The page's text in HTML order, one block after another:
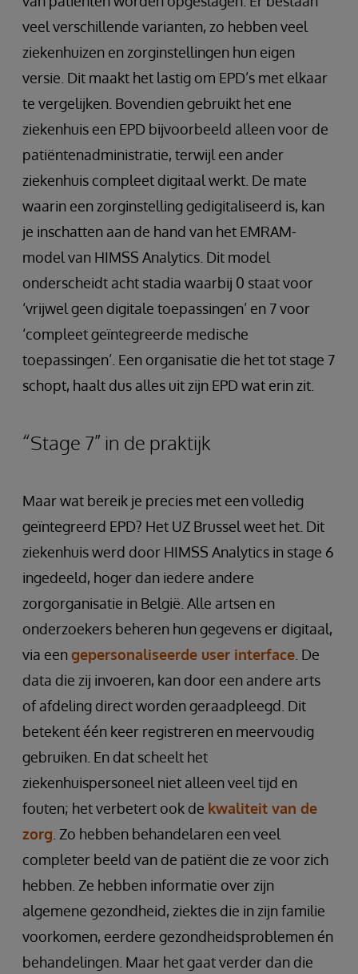
veel verschillende varianten, zo hebben veel
ziekenhuizen en zorginstellingen hun eigen
versie. Dit maakt het lastig om EPD’s met elkaar
te vergelijken. Bovendien gebruikt het ene
ziekenhuis een EPD bijvoorbeeld alleen voor de
patiëntenadministratie, terwijl een ander
ziekenhuis compleet digitaal werkt. De mate
waarin een zorginstelling gedigitaliseerd is, kan
je inschatten aan de hand van het EMRAM-
model van HIMSS Analytics. Dit model
onderscheidt acht stadia waarbij 0 staat voor
‘vrijwel geen digitale toepassingen’ en 7 voor
‘compleet geïntegreerde medische
toepassingen’. Een organisatie die het tot stage 7
schopt, haalt dus alles uit zijn EPD wat erin zit.
“Stage 7” in de praktijk
Maar wat bereik je precies met een volledig
geïntegreerd EPD? Het UZ Brussel weet het. Dit
ziekenhuis werd door HIMSS Analytics in stage 6
ingedeeld, hoger dan iedere andere
zorgorganisatie in België. Alle artsen en
onderzoekers beheren hun gegevens er digitaal,
via eengepersonaliseerde user interface . De
data die zij invoeren, kan door een andere arts
of afdeling direct worden geraadpleegd. Dit
betekent één keer registreren en meervoudig
gebruiken. En dat scheelt het
ziekenhuispersoneel niet alleen veel tijd en
fouten; het verbetert ook de kwaliteit van de
zorg . Zo hebben behandelaren een veel
completer beeld van de patiënt die ze voor zich
hebben. Ze hebben informatie over zijn
algemene gezondheid, ziektes die in zijn familie
voorkomen, eerdere gezondheidsproblemen én
behandelingen. Maar het gaat verder dan die